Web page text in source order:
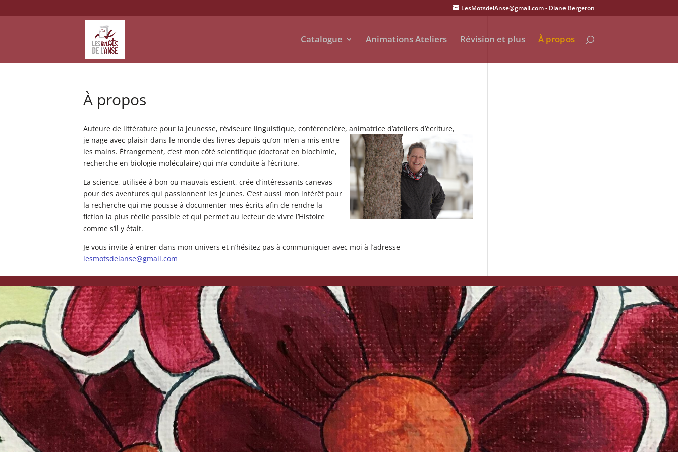
LesMotsdelAnse@gmail.com
Catalogue Animations Ateliers Révision et plus À propos
À propos
Auteure de littérature pour la jeunesse, réviseure linguistique, conférencière, animatrice d’ateliers d’écriture,
je nage avec plaisir dans le monde des livres depuis qu’on m’en a mis entre
les mains. Étrangement, c’est mon côté scientifique (doctorat en biochimie,
recherche en biologie moléculaire) qui m’a conduite à l’écriture.
La science, utilisée à bon ou mauvais escient, crée d’intéressants canevas
pour des aventures qui passionnent les jeunes. C’est aussi mon intérêt pour
la recherche qui me pousse à documenter mes écrits afin de rendre la
fiction la plus réelle possible et qui permet au lecteur de vivre l’Histoire
comme s’il y était.
Je vous invite à entrer dans mon univers et n’hésitez pas à communiquer avec moi à l’adresse
lesmotsdelanse@gmail.com